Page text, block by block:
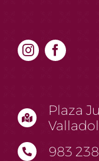
Plaza
983